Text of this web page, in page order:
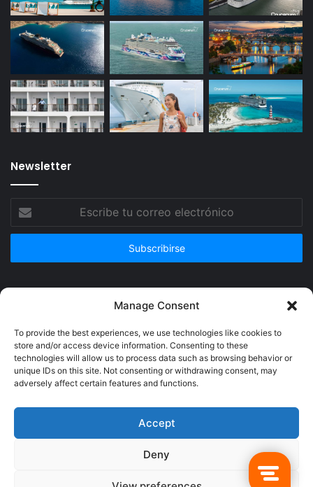
Manage Consent
To provide the best experiences, we use technologies like cookies to
store and/or access device information. Consenting to these
technologies will allow us to process data such as browsing behavior or
unique IDs on this site. Not consenting or withdrawing consent, may
adversely affect certain features and functions.
Accept
Deny
Newsletter
correo
© Copyright 2026, Todos los derechos reservados @Crucerum |